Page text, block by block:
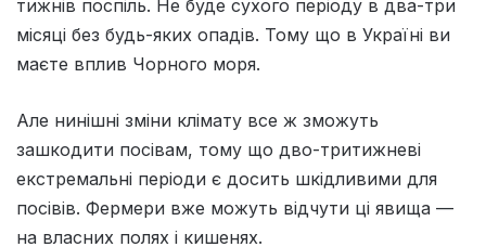
тижнів поспіль. Не буде сухого періоду в два-три
місяці без будь-яких опадів. Тому що в Україні ви
маєте вплив Чорного моря.
Але нинішні зміни клімату все ж зможуть
зашкодити посівам, тому що дво-тритижневі
екстремальні періоди є досить шкідливими для
посівів. Фермери вже можуть відчути ці явища —
на власних полях і кишенях.